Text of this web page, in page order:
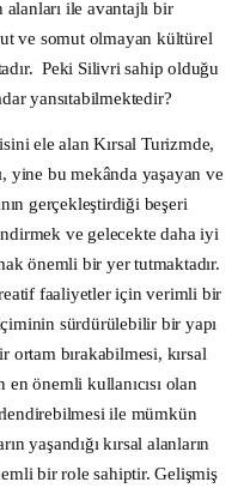
alanları ile avantajlı bir
ve somut olmayan kültürel
Peki Silivri sahip olduğu
yansıtabilmektedir?
ele alan Kırsal Turizmde,
yine bu mekânda yaşayan ve
gerçekleştirdiği beşeri
ve gelecekte daha iyi
önemli bir yer tutmaktadır.
faaliyetler için verimli bir
sürdürülebilir bir yapı
ortam bırakabilmesi, kırsal
en önemli kullanıcısı olan
ile mümkün
yaşandığı kırsal alanların
bir role sahiptir. Gelişmiş